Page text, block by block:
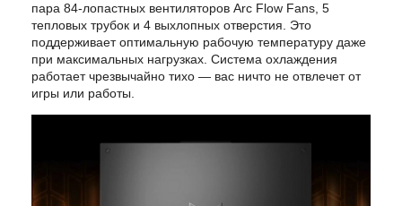
пара 84-лопастных вентиляторов Arc Flow Fans, 5
тепловых трубок и 4 выхлопных отверстия. Это
поддерживает оптимальную рабочую температуру даже
при максимальных нагрузках. Система охлаждения
работает чрезвычайно тихо — вас ничто не отвлечет от
игры или работы.